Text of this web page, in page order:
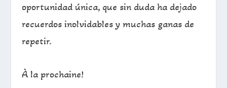
oportunidad única, que sin duda ha dejado
recuerdos inolvidables y muchas ganas de
repetir.
À la prochaine!